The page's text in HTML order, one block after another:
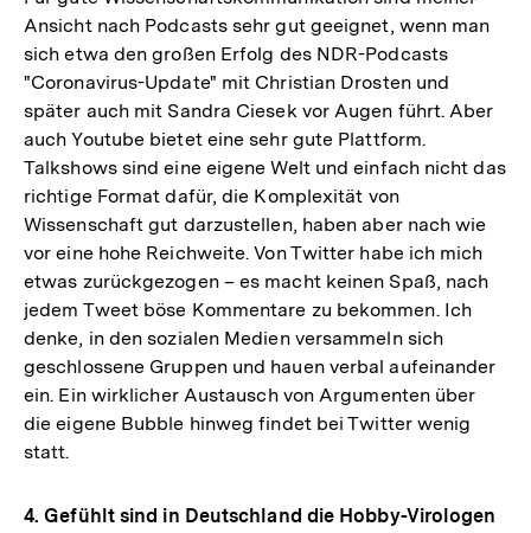
Ansicht nach Podcasts sehr gut geeignet, wenn man
sich etwa den großen Erfolg des NDR-Podcasts
"Coronavirus-Update" mit Christian Drosten und
später auch mit Sandra Ciesek vor Augen führt. Aber
auch Youtube bietet eine sehr gute Plattform.
Talkshows sind eine eigene Welt und einfach nicht das
richtige Format dafür, die Komplexität von
Wissenschaft gut darzustellen, haben aber nach wie
vor eine hohe Reichweite. Von Twitter habe ich mich
etwas zurückgezogen – es macht keinen Spaß, nach
jedem Tweet böse Kommentare zu bekommen. Ich
denke, in den sozialen Medien versammeln sich
geschlossene Gruppen und hauen verbal aufeinander
ein. Ein wirklicher Austausch von Argumenten über
die eigene Bubble hinweg findet bei Twitter wenig
statt.
4. Gefühlt sind in Deutschland die Hobby-Virologen